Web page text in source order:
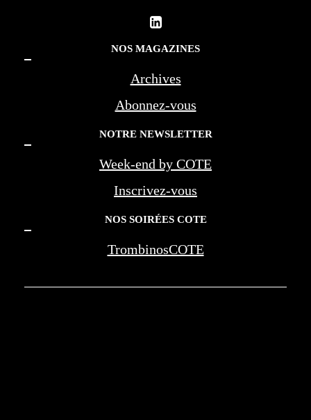
NOS MAGAZINES
Archives
Abonnez-vous
NOTRE NEWSLETTER
Week-end by COTE
Inscrivez-vous
NOS SOIRÉES COTE
TrombinosCOTE